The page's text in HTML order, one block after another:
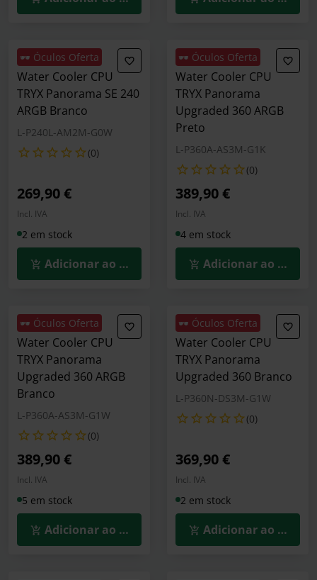
🕶️ Óculos Oferta
Water Cooler CPU
TRYX Panorama SE 240
ARGB Branco
L-P240L-AM2M-G0W
(0)
269,90 €
Incl. IVA
2 em stock
Adicionar ao Carrinho
🕶️ Óculos Oferta
Water Cooler CPU
TRYX Panorama
Upgraded 360 ARGB
Preto
L-P360A-AS3M-G1K
(0)
389,90 €
Incl. IVA
4 em stock
Adicionar ao
🕶️ Óculos Oferta
Water Cooler CPU
TRYX Panorama
Upgraded 360 ARGB
Branco
L-P360A-AS3M-G1W
(0)
389,90 €
Incl. IVA
5 em stock
Adicionar ao Carrinho
🕶️ Óculos Oferta
Water Cooler CPU
TRYX Panorama
Upgraded 360 Branco
L-P360N-DS3M-G1W
(0)
369,90 €
Incl. IVA
2 em stock
Adicionar ao